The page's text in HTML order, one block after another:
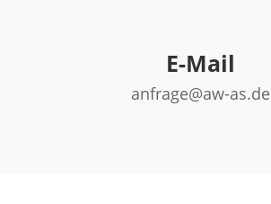
E-Mail
anfrage@aw-as.de